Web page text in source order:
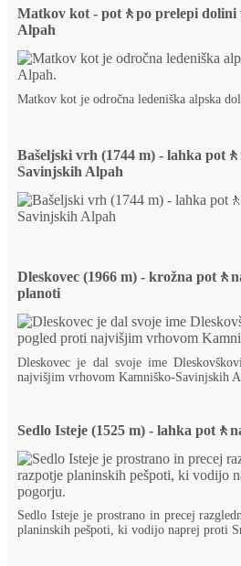
Matkov kot - pot🚶po prelepi dolini
Alpah
Matkov kot je odročna ledeniška alpska
Bašeljski vrh (1744 m) - lahka
Savinjskih Alpah
Dleskovec (1966 m) - krožna
planoti
Dleskovec je dal svoje ime
najvišjim vrhovom Kamniško-Savinjskih
Sedlo Isteje (1525 m) - lahka
Sedlo Isteje je prostrano in precej
planinskih pešpoti, ki vodijo naprej proti